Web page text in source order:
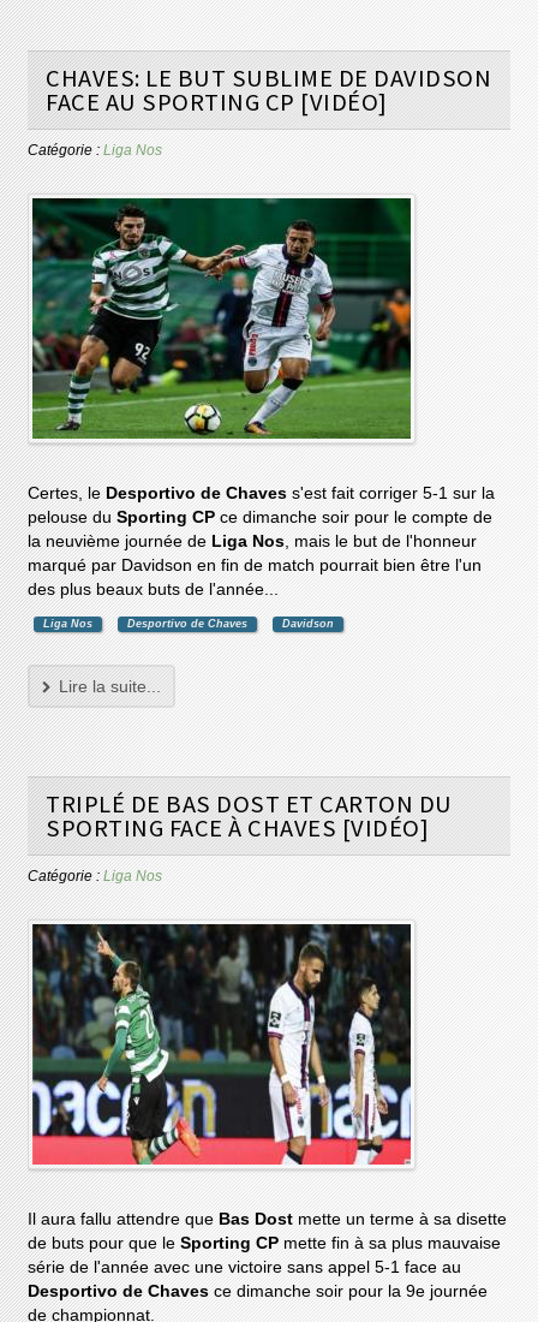
CHAVES: LE BUT SUBLIME DE DAVIDSON
FACE AU SPORTING CP [VIDÉO]
Catégorie :Liga Nos
Certes, le Desportivo de Chaves s'est fait corriger 5-1 sur la
pelouse duSporting CP ce dimanche soir pour le compte de
la neuvième journée de Liga Nos, mais le but de l'honneur
marqué par Davidson en fin de match pourrait bien être l'un
des plus beaux buts de l'année...
Liga Nos Desportivo de Chaves Davidson
Lire la suite...
TRIPLÉ DE BAS DOST ET CARTON DU
SPORTING FACE À CHAVES [VIDÉO]
Catégorie :Liga Nos
Il aura fallu attendre que Bas Dost mette un terme à sa disette
de buts pour que leSporting CP mette fin à sa plus mauvaise
série de l'année avec une victoire sans appel 5-1 face au
Desportivo de Chaves ce dimanche soir pour la 9e journée
de championnat.